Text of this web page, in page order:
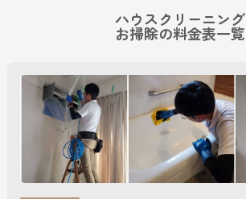
ハウスクリーニング
事業所概要
お問い合わせ
ハウスクリーニング
お掃除の料金表一覧